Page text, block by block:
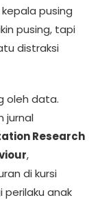
pusing
pusing, tapi
distraksi
oleh data.
jurnal
Research
,
di kursi
perilaku anak